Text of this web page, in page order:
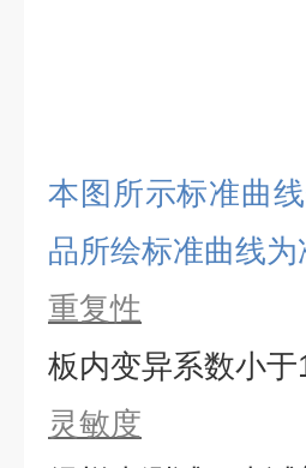
本图所示标准曲
品所绘标准曲线
重复性
板内变异系数小于
灵敏度